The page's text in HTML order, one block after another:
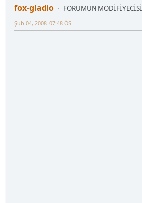
fox-gladio FORUMUN MODİFİYECİSİ
Şub 04, 2008, 07:48 ÖS